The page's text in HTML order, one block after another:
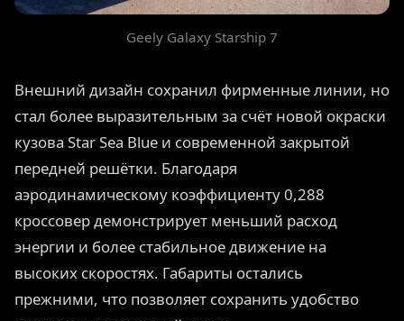
Geely Galaxy Starship 7
Внешний дизайн сохранил фирменные линии, но
стал более выразительным за счёт новой окраски
кузова Star Sea Blue и современной закрытой
передней решётки. Благодаря
аэродинамическому коэффициенту 0,288
кроссовер демонстрирует меньший расход
энергии и более стабильное движение на
высоких скоростях. Габариты остались
прежними, что позволяет сохранить удобство